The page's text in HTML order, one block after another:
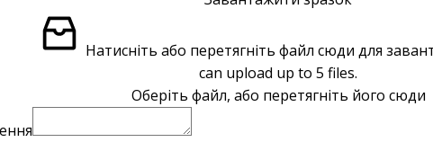
Натисніть або перетягніть файл сюди для
can upload up to 5 files.
Оберіть файл, або перетягніть його сюди